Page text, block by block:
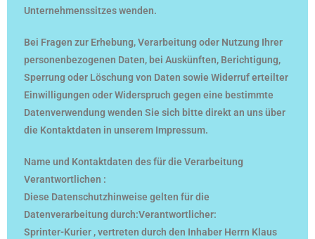
Unternehmenssitzes wenden.
Bei Fragen zur Erhebung, Verarbeitung oder Nutzung Ihrer
personenbezogenen Daten, bei Auskünften, Berichtigung,
Sperrung oder Löschung von Daten sowie Widerruf erteilter
Einwilligungen oder Widerspruch gegen eine bestimmte
Datenverwendung wenden Sie sich bitte direkt an uns über
die Kontaktdaten in unserem Impressum.
Name und Kontaktdaten des für die Verarbeitung
Verantwortlichen :
Diese Datenschutzhinweise gelten für die
Datenverarbeitung durch:Verantwortlicher:
Sprinter-Kurier , vertreten durch den Inhaber Herrn Klaus